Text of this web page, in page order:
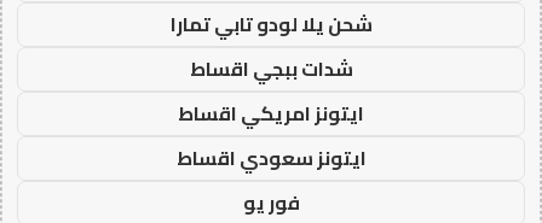
شحن يلا لودو تابي تمارا
شدات ببجي اقساط
ايتونز امريكي اقساط
ايتونز سعودي اقساط
فور يو